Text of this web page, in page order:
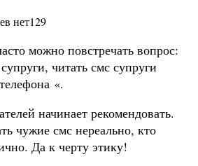
нет129
можно повстречать вопрос:
читать смс супруги
«.
начинает рекомендовать.
чужие смс нереально, кто
Да к черту этику!